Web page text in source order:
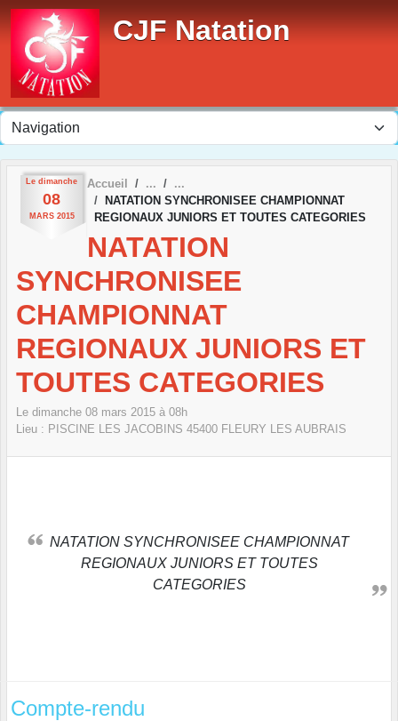
CJF Natation
Le dimanche
08
MARS 2015
Accueil
NATATION SYNCHRONISEE CHAMPIONNAT
REGIONAUX JUNIORS ET TOUTES CATEGORIES
NATATION
SYNCHRONISEE
CHAMPIONNAT
REGIONAUX JUNIORS ET
TOUTES CATEGORIES
Le dimanche 08 mars 2015 à 08h
Lieu : PISCINE LES JACOBINS 45400 FLEURY LES AUBRAIS
NATATION SYNCHRONISEE CHAMPIONNAT
REGIONAUX JUNIORS ET TOUTES
CATEGORIES
Compte-rendu
Panneau de gestion des cookies